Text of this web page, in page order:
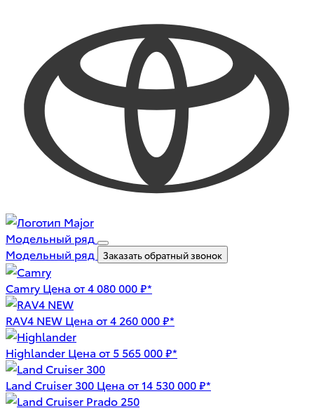
Модельный ряд
Модельный ряд
Заказать обратный звонок
Camry Цена от 4 080 000 ₽*
RAV4 NEW Цена от 4 260 000 ₽*
Highlander Цена от 5 565 000 ₽*
Land Cruiser 300 Цена от 14 530 000 ₽*